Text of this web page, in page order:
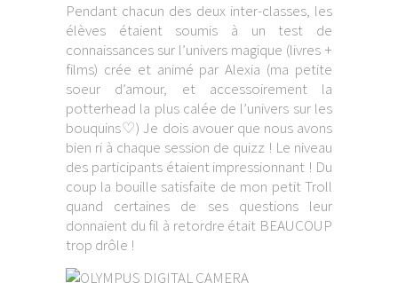
Pendant chacun des deux inter-classes, les
élèves étaient soumis à un test de
connaissances sur l’univers magique (livres +
films) crée et animé par Alexia (ma petite
soeur d’amour, et accessoirement la
potterhead la plus calée de l’univers sur les
bouquins♡) Je dois avouer que nous avons
bien ri à chaque session de quizz ! Le niveau
des participants étaient impressionnant ! Du
coup la bouille satisfaite de mon petit Troll
quand certaines de ses questions leur
donnaient du fil à retordre était BEAUCOUP
trop drôle !